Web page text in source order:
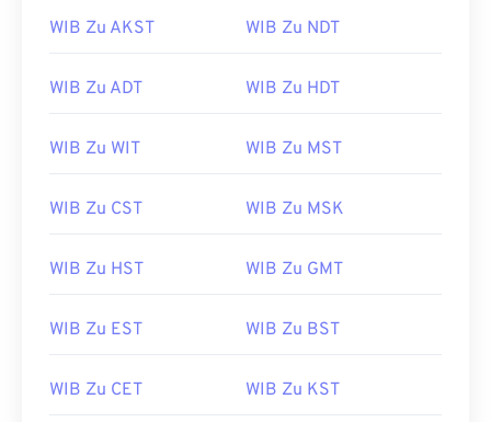
WIB Zu AKST WIB Zu NDT
WIB Zu ADT WIB Zu HDT
WIB Zu WIT WIB Zu MST
WIB Zu CST WIB Zu MSK
WIB Zu HST WIB Zu GMT
WIB Zu EST WIB Zu BST
WIB Zu CET WIB Zu KST